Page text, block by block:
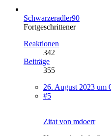
Schwarzeradler90
Fortgeschrittener
Reaktionen
342
Beiträge
355
26. August 2023 um
#5
Zitat von mdoerr